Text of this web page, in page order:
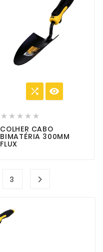
 
    
COLHER CABO
BIMATÉRIA 300MM
FLUX
3 